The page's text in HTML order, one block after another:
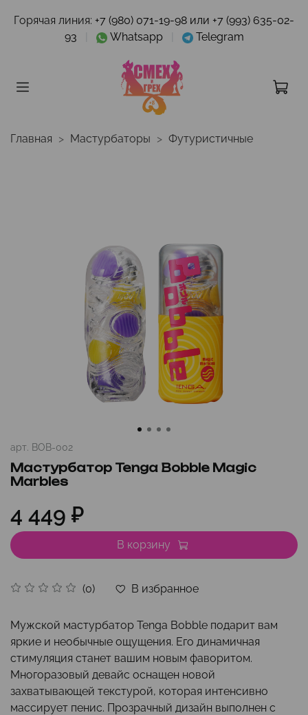
Горячая линия: +7 (980) 071-19-98 или +7 (993) 635-02-
93
Whatsapp Telegram
Главная Мастурбаторы Футуристичные
арт. BOB-002
Мастурбатор Tenga Bobble Magic
Marbles
(0) В избранное
4 449 ₽
В корзину
Мужской мастурбатор Tenga Bobble подарит вам
яркие и необычные ощущения. Его динамичная
стимуляция станет вашим новым фаворитом.
Многоразовый девайс оснащен новой
захватывающей текстурой, которая интенсивно
массирует пенис. Прозрачный дизайн выполнен с